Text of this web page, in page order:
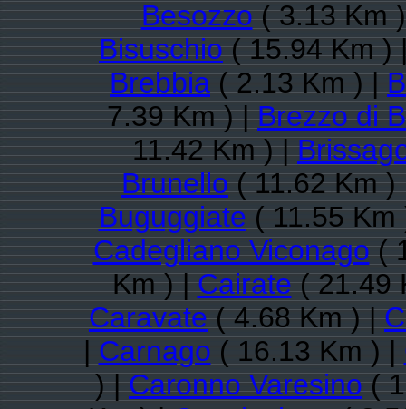
Besozzo( 3.13 Km
Bisuschio( 15.94 Km )
Brebbia( 2.13 Km ) |
7.39 Km ) |Brezzo di
11.42 Km ) |
Brunello( 11.62 Km
Buguggiate( 11.55
Cadegliano Viconago(
Km ) |Cairate( 21.49
Caravate( 4.68 Km ) |
|Carnago( 16.13 Km ) |
) |Caronno Varesino(